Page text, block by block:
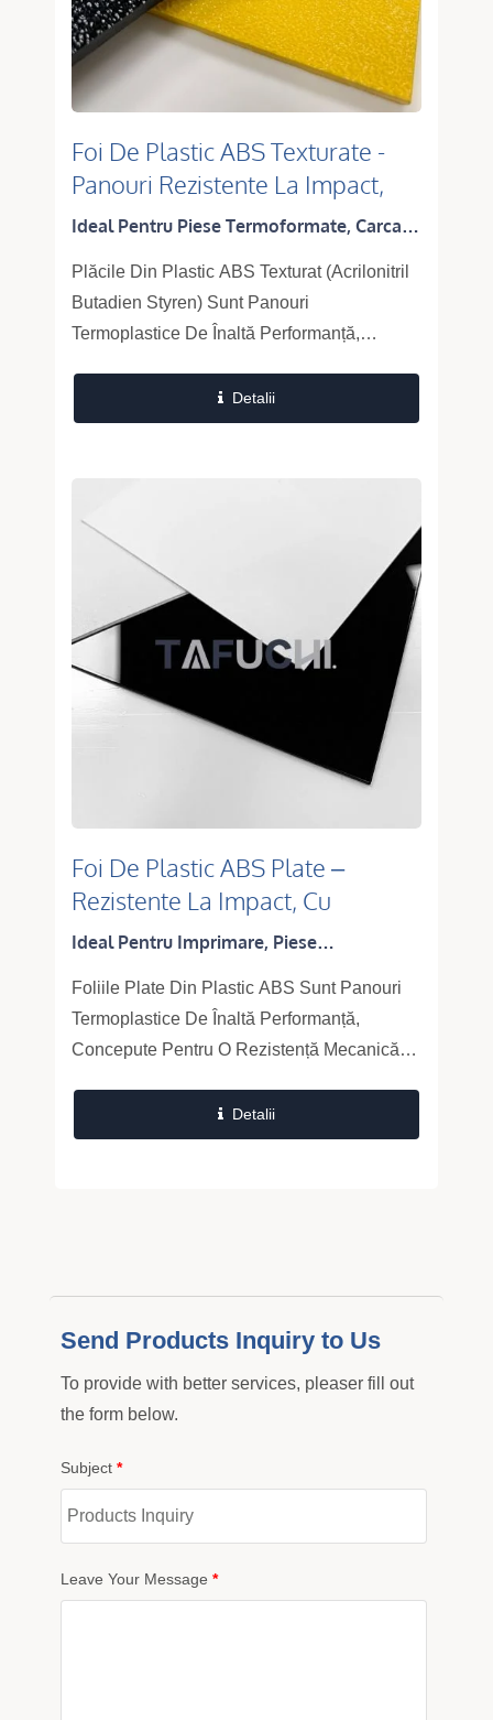
Foi De Plastic ABS Texturate -
Panouri Rezistente La Impact,
Rezistente La Zgârieturi Și
Ideal Pentru Piese Termoformate, Carcase
Componente Industriale Durabile
Plăcile Din Plastic ABS Texturat (Acrilonitril
Butadien Styren) Sunt Panouri
Termoplastice De Înaltă Performanță,
Superioară, Durabilitate A Suprafeței...
Detalii
Foi De Plastic ABS Plate –
Rezistente La Impact, Cu
Suprafață Netedă Și
Ideal Pentru Imprimare, Piese
Carcase De Aparate Și Interioare Auto
Foliile Plate Din Plastic ABS Sunt Panouri
Termoplastice De Înaltă Performanță,
Concepute Pentru O Rezistență Mecanică
Suprafeței Și O Termoformabilitate...
Detalii